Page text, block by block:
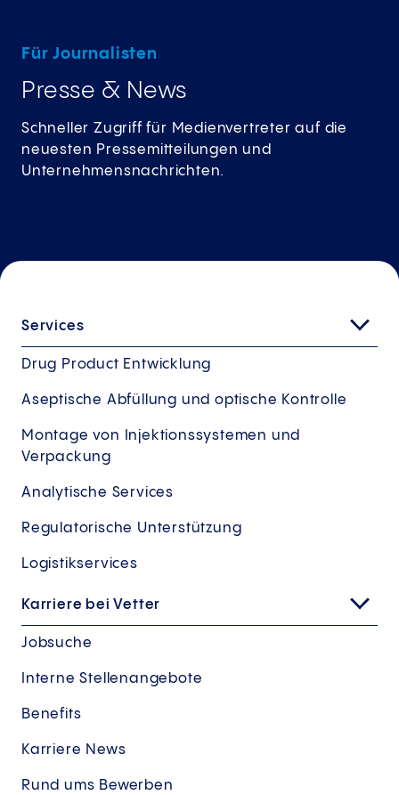
Für Journalisten
Presse & News
Schneller Zugriff für Medienvertreter auf die
neuesten Pressemitteilungen und
Unternehmensnachrichten.
Services
Drug Product Entwicklung
Aseptische Abfüllung und optische Kontrolle
Montage von Injektionssystemen und
Verpackung
Analytische Services
Regulatorische Unterstützung
Logistikservices
Karriere bei Vetter
Jobsuche
Interne Stellenangebote
Benefits
Karriere News
Rund ums Bewerben